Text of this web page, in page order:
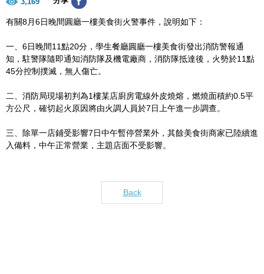
有關8月6日晚間圓廳一樓美食街火警事件，說明如下：
一、6日晚間11點20分，學生餐廳圓廳一樓美食街發出消防警報通
知，駐警隊隨即通知消防隊及機電廠商，消防隊抵達後，火勢於11點
45分控制撲滅，無人傷亡。
二、消防局現場初判為1樓某店廚房電線外皮燒熔，燃燒面積約0.5平
方公尺，確切起火原因將由火調人員於7日上午進一步調查。
三、除單一店鋪受影響7日中午暫停營業外，其餘美食街商家已陸續進
入備料，中午正常營業，主題店面不受影響。
Back